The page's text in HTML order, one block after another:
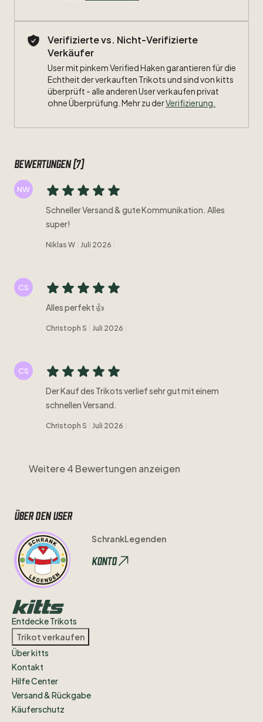
Zustand:7​/​10Flock
Beflockung:#23 Jansen
Verifizierte vs. Nicht-Verifizierte
Verkäufer
User mit pinkem Verified Haken garantieren für die
Echtheit der verkauften Trikots und sind von kitts
überprüft - alle anderen User verkaufen privat
ohne Überprüfung. Mehr zu derVerifizierung.
Bewertungen (7)
NW
Schneller Versand & gute Kommunikation. Alles
super!
Niklas W Juli 2026
CS
Alles perfekt 👍
Christoph S Juli 2026
CS
Der Kauf des Trikots verlief sehr gut mit einem
schnellen Versand.
Christoph S Juli 2026
Weitere 4 Bewertungen anzeigen
Über den user
SchrankLegenden
Konto
Entdecke Trikots
Trikot verkaufen
Über kitts
Kontakt
Hilfe Center
Versand & Rückgabe
Käuferschutz